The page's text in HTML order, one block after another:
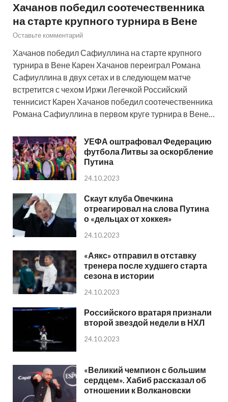
Хачанов победил соотечественника
на старте крупного турнира в Вене
Оставьте комментарий
Хачанов победил Сафиуллина на старте крупного
турнира в Вене Карен Хачанов переиграл Романа
Сафиуллина в двух сетах и в следующем матче
встретится с чехом Иржи Легечкой Российский
теннисист Карен Хачанов победил соотечественника
Романа Сафиуллина в первом круге турнира в Вене…
УЕФА оштрафовал Федерацию
футбола Литвы за оскорбление
Путина
24.10.2023
Скаут клуба Овечкина
отреагировал на слова Путина
о «дельцах от хоккея»
24.10.2023
«Аякс» отправил в отставку
тренера после худшего старта
сезона в истории
24.10.2023
Российского вратаря признали
второй звездой недели в НХЛ
24.10.2023
«Великий чемпион с большим
сердцем». Хабиб рассказал об
отношении к Волкановски